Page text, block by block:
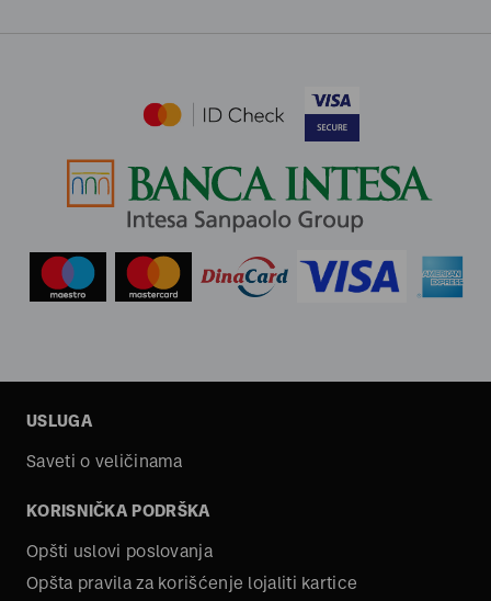
USLUGA
Saveti o veličinama
KORISNIČKA PODRŠKA
Opšti uslovi poslovanja
Opšta pravila za korišćenje lojaliti kartice